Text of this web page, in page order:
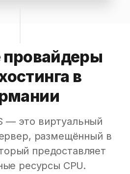
в
— это виртуальный
размещённый в
предоставляет
ресурсы CPU.